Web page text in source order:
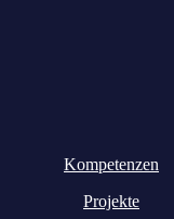
Kompetenzen
Projekte